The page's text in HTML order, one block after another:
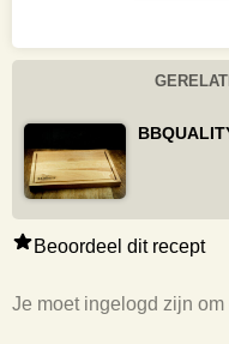
Beoordeel dit recept
Je moet ingelogd zijn